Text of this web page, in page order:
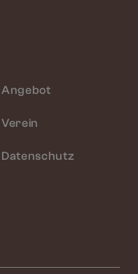
Angebot
Verein
Datenschutz